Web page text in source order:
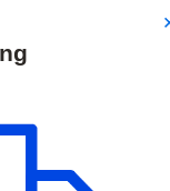
Mededeling